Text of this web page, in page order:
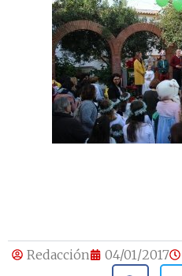
Redacción 04/01/2017